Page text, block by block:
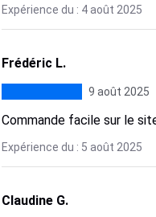
Expérience du : 4 août 2025
Frédéric L.
9 août 2025
Commande facile sur le
Expérience du : 5 août 2025
Claudine G.